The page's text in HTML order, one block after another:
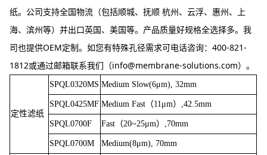
纸。公司支持全国物流（包括顺城、抚顺 杭州、云浮、惠州、上
海、滨州等）并出口英国、美国等。产品质量好规格全选择多。我
司也提供OEM定制。如您有特殊孔径需求可电话咨询：400-821-
1812或通过邮箱联系我们（info@membrane-solutions.com）。
定性滤纸
SPQL0320MS Medium Slow(6μm), 32mm
SPQL0425MF Medium Fast（11μm）,42.5mm
SPQL0700F Fast（20~25μm）,70mm
SPQL0700M Medium(8μm), 70mm